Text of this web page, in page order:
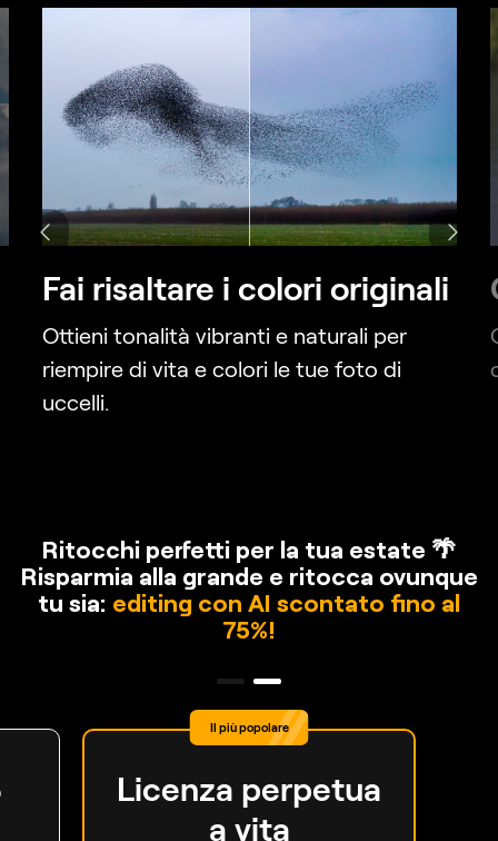
Fai risaltare i colori originali
Ottieni tonalità vibranti e naturali per
riempire di vita e colori le tue foto di
uccelli.
Ritocchi perfetti per la tua estate 🌴
Risparmia alla grande e ritocca ovunque
tu sia: editing con AI scontato fino al
75%!
Il più popolare
Licenza perpetua
a vita